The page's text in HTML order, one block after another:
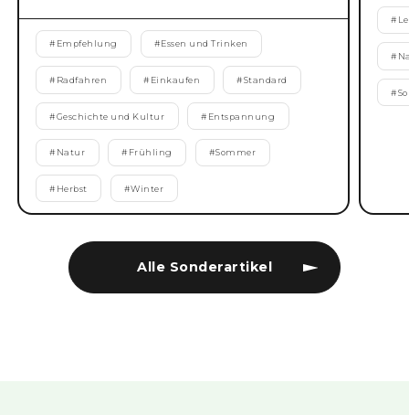
Alle Sonderartikel
# Empfehlung #Essen und Trinken
# Radfahren # Einkaufen #Standard
#Geschichte und Kultur # Entspannung
# Natur # Frühling #Sommer
# Herbst #Winter
#
#
#